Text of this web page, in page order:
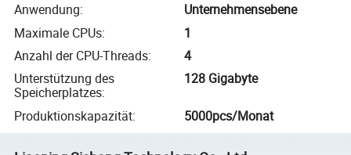
Anwendung:
Unternehmensebene
Maximale CPUs:
1
Anzahl der CPU-Threads:
4
Unterstützung des
Speicherplatzes:
128 Gigabyte
Produktionskapazität: 5000pcs/Monat